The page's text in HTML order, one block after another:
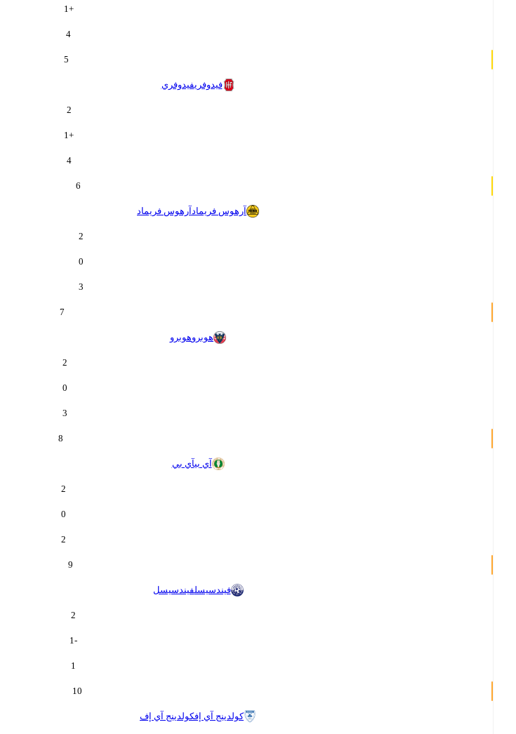
+
1
4
5
فيدوفريفيدوفري
2
+
1
4
6
آرهوس فريماد آرهوس فريماد
2
0
3
7
هوبروهوبرو
2
0
3
8
آي بيآي بي
2
0
2
9
فيندسيسلفيندسيسل
2
-1
1
10
كولدينج آي إفكولدينج آي إف